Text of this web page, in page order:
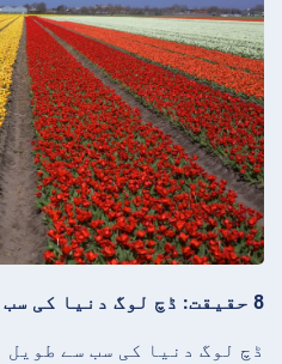
8 حقیقت: ڈچ لوگ دنیا کی سب سے طویل قامت قوم ہیں
ڈچ لوگ دنیا کی سب سے طویل